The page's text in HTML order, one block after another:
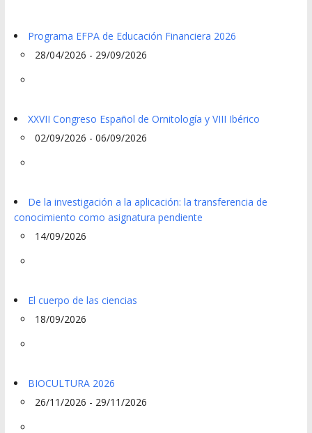
Programa EFPA de Educación Financiera 2026
28/04/2026 - 29/09/2026
XXVII Congreso Español de Ornitología y VIII Ibérico
02/09/2026 - 06/09/2026
De la investigación a la aplicación: la transferencia de
conocimiento como asignatura pendiente
14/09/2026
El cuerpo de las ciencias
18/09/2026
BIOCULTURA 2026
26/11/2026 - 29/11/2026